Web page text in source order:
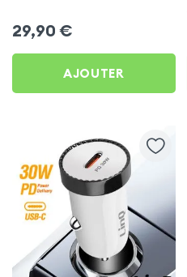
Pro 15,4&quot;
29,90 €
AJOUTER